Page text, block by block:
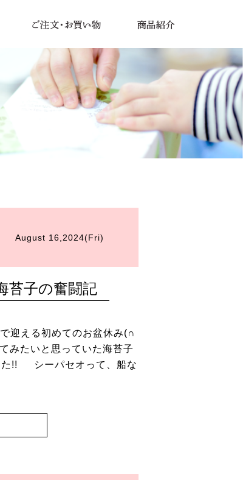
August 16,2024(Fri)
苔子の奮闘記
迎える初めてのお盆休み(∩
みたいと思っていた海苔子
た!! シーパセオって、船な